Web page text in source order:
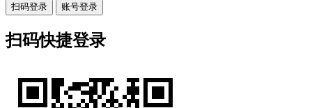
扫码登录
账号登录
扫码快捷登录